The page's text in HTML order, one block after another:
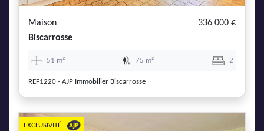
Maison
336 000 €
Biscarrosse
51 m² 75 m² 2
REF1220 - AJP Immobilier Biscarrosse
EXCLUSIVITÉ